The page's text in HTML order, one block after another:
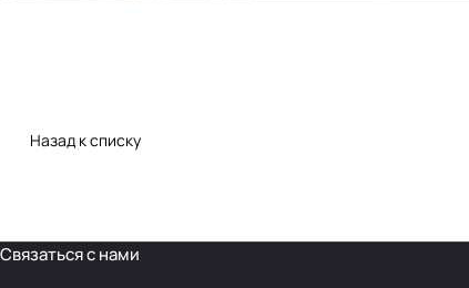
Назад к списку
Связаться с нами